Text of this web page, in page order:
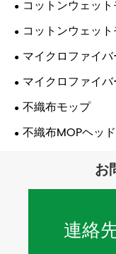
コットンウェッ
コットンウェッ
マイクロファイ
マイクロファイ
不織布モップ
不織布MOPヘッド
お
連絡